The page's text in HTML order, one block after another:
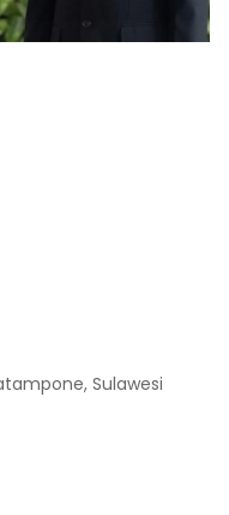
Sulawesi